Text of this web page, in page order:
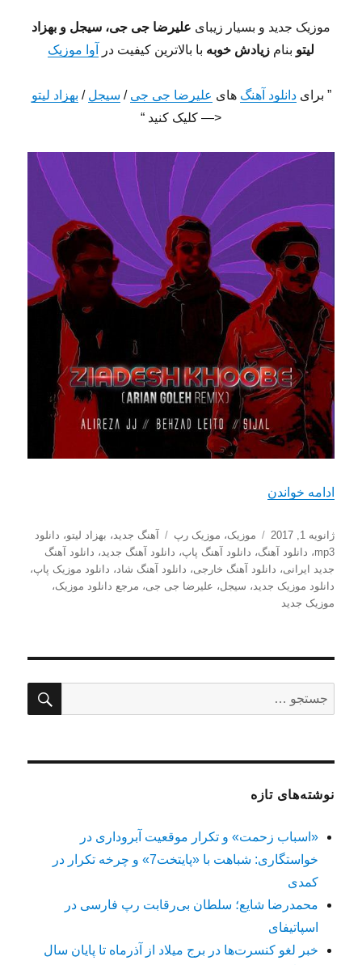
موزیک جدید و بسیار زیبای علیرضا جی جی، سیجل و بهزاد
لیتو بنام زیادش خوبه با بالاترین کیفیت در آوا موزیک
” برایدانلود آهنگ های علیرضا جی جی / سیجل / بهزاد لیتو
<— کلیک کنید “
ادامه خواندن
ارسال
شده
در
ژانویه 1, 2017 دسته‌ها
موزیک، موزیک رپ برچسب‌ها
آهنگ جدید، بهزاد لیتو، دانلود
mp3، دانلود آهنگ، دانلود آهنگ پاپ، دانلود آهنگ جدید، دانلود آهنگ
جدید ایرانی، دانلود آهنگ خارجی، دانلود آهنگ شاد، دانلود موزیک پاپ،
دانلود موزیک جدید، سیجل، علیرضا جی جی، مرجع دانلود موزیک،
موزیک جدید
برای:
نوشته‌های تازه
«اسباب زحمت» و تکرار موقعیت آبروداری در
خواستگاری: شباهت با «پایتخت7» و چرخه تکرار در
کمدی
محمدرضا شایع؛ سلطان بی‌رقابت رپ فارسی در
اسپاتیفای
خبر لغو کنسرت‌ها در برج میلاد از آذرماه تا پایان سال